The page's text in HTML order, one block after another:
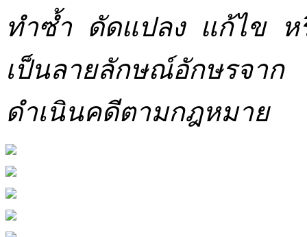
ทำซ้ำ ดัดแปลง แก้ไข ห
เป็นลายลักษณ์อักษรจาก
ดำเนินคดีตามกฎหมาย